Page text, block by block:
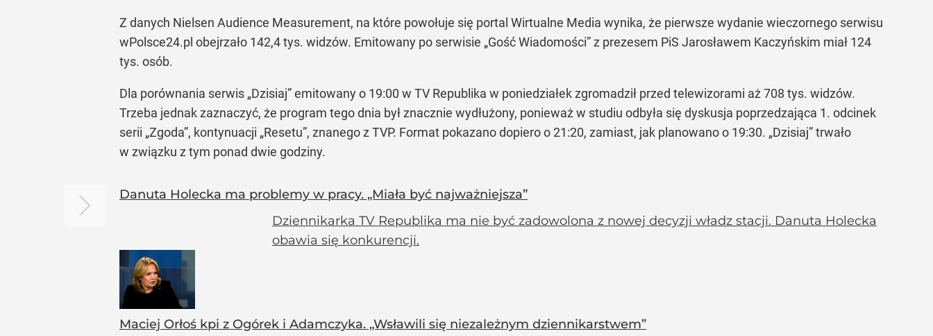
Z danych Nielsen Audience Measurement, na które powołuje się portal Wirtualne Media wynika, że pierwsze wydanie wieczornego serwisu
wPolsce24.pl obejrzało 142,4 tys. widzów. Emitowany po serwisie „Gość Wiadomości” z prezesem PiS Jarosławem Kaczyńskim miał 124
tys. osób.
Dla porównania serwis „Dzisiaj” emitowany o 19:00 w TV Republika w poniedziałek zgromadził przed telewizorami aż 708 tys. widzów.
Trzeba jednak zaznaczyć, że program tego dnia był znacznie wydłużony, ponieważ w studiu odbyła się dyskusja poprzedzająca 1. odcinek
serii „Zgoda”, kontynuacji „Resetu”, znanego z TVP. Format pokazano dopiero o 21:20, zamiast, jak planowano o 19:30. „Dzisiaj” trwało
w związku z tym ponad dwie godziny.
Danuta Holecka ma problemy w pracy. „Miała być najważniejsza”
Dziennikarka TV Republika ma nie być zadowolona z nowej decyzji władz stacji. Danuta Holecka
obawia się konkurencji.
Maciej Orłoś kpi z Ogórek i Adamczyka. „Wsławili się niezależnym dziennikarstwem”